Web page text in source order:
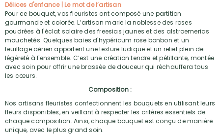
Délices d'enfance | Le mot de l’artisan
Pour ce bouquet, vos fleuristes ont composé une partition
gourmande et colorée. L’artisan marie la noblesse des roses
poudrées à l'éclat solaire des freesias jaunes et des alstroemerias
mouchetés. Quelques baies d'hypéricum rose bonbon et un
feuillage aérien apportent une texture ludique et un relief plein de
légèreté à l'ensemble. C’est une création tendre et pétillante, montée
avec soin pour offrir une brassée de douceur qui réchauffera tous
les cœurs.
Composition :
Nos artisans fleuristes confectionnent les bouquets en utilisant leurs
fleurs disponibles, en veillant à respecter les critères essentiels de
chaque composition. Ainsi, chaque bouquet est conçu de manière
unique, avec le plus grand soin.